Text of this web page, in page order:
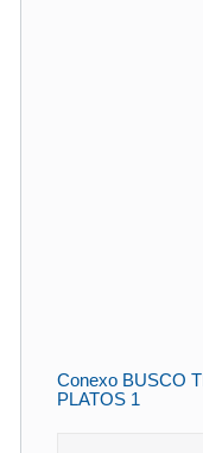
Conexo BUSCO
PLATOS 1